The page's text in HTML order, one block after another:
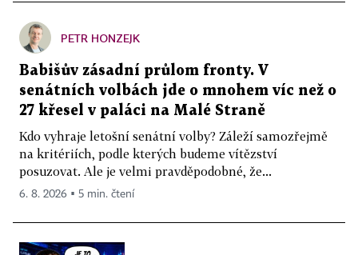
PETR HONZEJK
Babišův zásadní průlom fronty. V
senátních volbách jde o mnohem víc než o
27 křesel v paláci na Malé Straně
Kdo vyhraje letošní senátní volby? Záleží samozřejmě
na kritériích, podle kterých budeme vítězství
posuzovat. Ale je velmi pravděpodobné, že...
6. 8. 2026 ▪ 5 min. čtení